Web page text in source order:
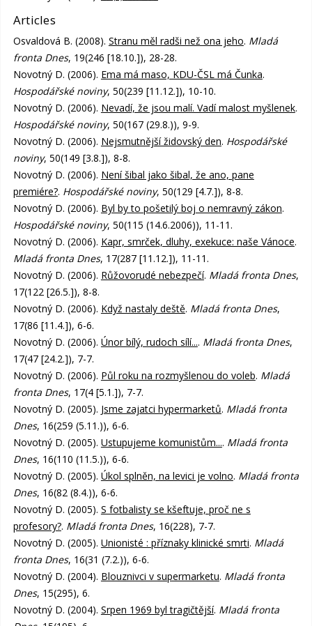
Articles
Osvaldová B. (2008). Stranu měl radši než ona jeho. Mladá
fronta Dnes, 19(246 [18.10.]), 28-28.
Novotný D. (2006). Ema má maso, KDU-ČSL má Čunka.
Hospodářské noviny, 50(239 [11.12.]), 10-10.
Novotný D. (2006). Nevadí, že jsou malí. Vadí malost myšlenek.
Hospodářské noviny, 50(167 (29.8.)), 9-9.
Novotný D. (2006). Nejsmutnější židovský den. Hospodářské
noviny, 50(149 [3.8.]), 8-8.
Novotný D. (2006). Není šibal jako šibal, že ano, pane
premiére?. Hospodářské noviny, 50(129 [4.7.]), 8-8.
Novotný D. (2006). Byl by to pošetilý boj o nemravný zákon.
Hospodářské noviny, 50(115 (14.6.2006)), 11-11.
Novotný D. (2006). Kapr, smrček, dluhy, exekuce: naše Vánoce.
Mladá fronta Dnes, 17(287 [11.12.]), 11-11.
Novotný D. (2006). Růžovorudé nebezpečí. Mladá fronta Dnes,
17(122 [26.5.]), 8-8.
Novotný D. (2006). Když nastaly deště. Mladá fronta Dnes,
17(86 [11.4.]), 6-6.
Novotný D. (2006). Únor bílý, rudoch sílí.... Mladá fronta Dnes,
17(47 [24.2.]), 7-7.
Novotný D. (2006). Půl roku na rozmyšlenou do voleb. Mladá
fronta Dnes, 17(4 [5.1.]), 7-7.
Novotný D. (2005). Jsme zajatci hypermarketů. Mladá fronta
Dnes, 16(259 (5.11.)), 6-6.
Novotný D. (2005). Ustupujeme komunistům.... Mladá fronta
Dnes, 16(110 (11.5.)), 6-6.
Novotný D. (2005). Úkol splněn, na levici je volno. Mladá fronta
Dnes, 16(82 (8.4.)), 6-6.
Novotný D. (2005). S fotbalisty se kšeftuje, proč ne s
profesory?. Mladá fronta Dnes, 16(228), 7-7.
Novotný D. (2005). Unionisté : příznaky klinické smrti. Mladá
fronta Dnes, 16(31 (7.2.)), 6-6.
Novotný D. (2004). Blouznivci v supermarketu. Mladá fronta
Dnes, 15(295), 6.
Novotný D. (2004). Srpen 1969 byl tragičtější. Mladá fronta